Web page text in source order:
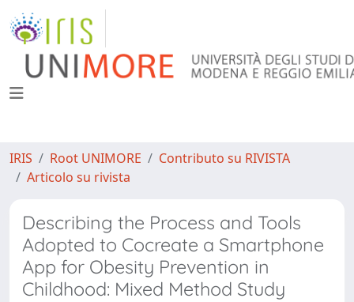
IRIS Root UNIMORE
Contributo su RIVISTA
Articolo su rivista
Describing the Process and Tools
Adopted to Cocreate a Smartphone
App for Obesity Prevention in
Childhood: Mixed Method Study